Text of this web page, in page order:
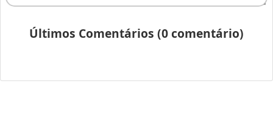
Últimos Comentários (0 comentário)